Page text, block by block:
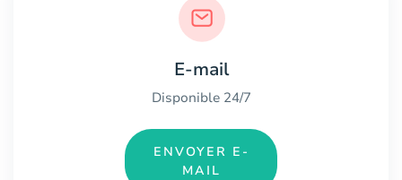
E-mail
Disponible 24/7
ENVOYER E-
MAIL